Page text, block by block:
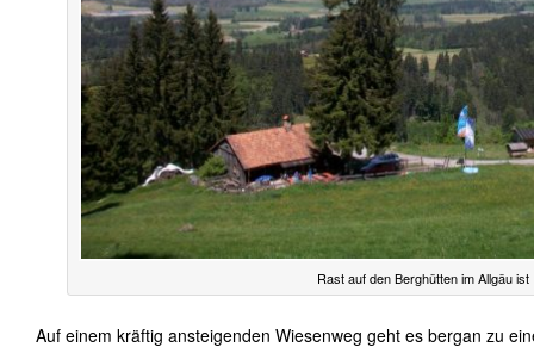
Rast auf den Berghütten im Allgäu ist
Auf einem kräftig ansteigenden Wiesenweg geht es bergan zu